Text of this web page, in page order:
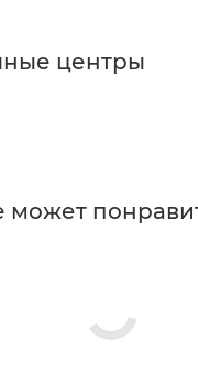
появится в корзине.
обратитесь к
e-mail придет
через почту
в отделение, на
центры
может